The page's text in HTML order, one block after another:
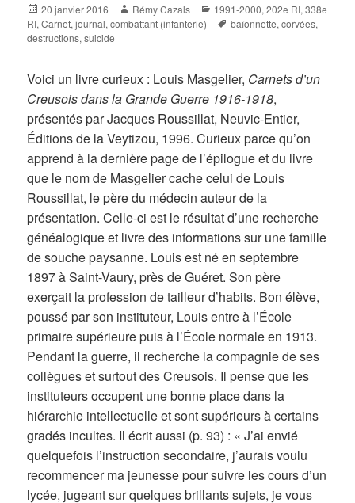
Posted
on
20 janvier 2016 Author
Rémy Cazals Categories
1991-2000,202e RI,338e
RI,Carnet, journal,combattant (infanterie) Tags
baïonnette,corvées,
destructions,suicide
Voici un livre curieux : Louis Masgelier, Carnets d’un
Creusois dans la Grande Guerre 1916-1918,
présentés par Jacques Roussillat, Neuvic-Entier,
Éditions de la Veytizou, 1996. Curieux parce qu’on
apprend à la dernière page de l’épilogue et du livre
que le nom de Masgelier cache celui de Louis
Roussillat, le père du médecin auteur de la
présentation. Celle-ci est le résultat d’une recherche
généalogique et livre des informations sur une famille
de souche paysanne. Louis est né en septembre
1897 à Saint-Vaury, près de Guéret. Son père
exerçait la profession de tailleur d’habits. Bon élève,
poussé par son instituteur, Louis entre à l’École
primaire supérieure puis à l’École normale en 1913.
Pendant la guerre, il recherche la compagnie de ses
collègues et surtout des Creusois. Il pense que les
instituteurs occupent une bonne place dans la
hiérarchie intellectuelle et sont supérieurs à certains
gradés incultes. Il écrit aussi (p. 93) : « J’ai envié
quelquefois l’instruction secondaire, j’aurais voulu
recommencer ma jeunesse pour suivre les cours d’un
lycée, jugeant sur quelques brillants sujets, je vous